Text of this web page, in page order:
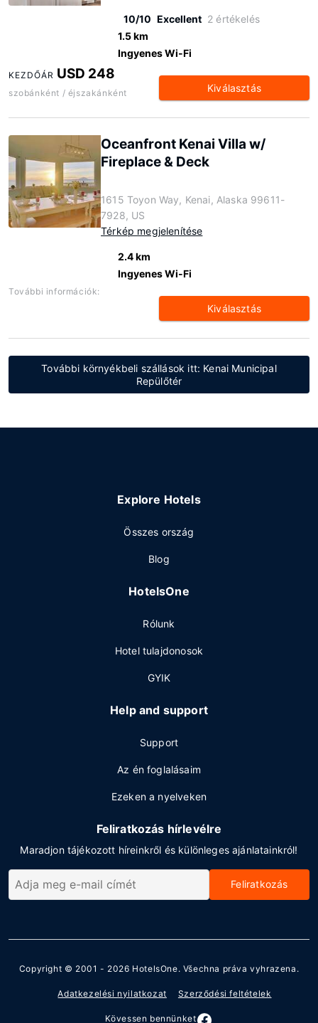
10/10 Excellent 2 értékelés
1.5 km
Ingyenes Wi-Fi
KEZDŐÁR USD 248
szobánként / éjszakánként Kiválasztás
Oceanfront Kenai Villa w/
Fireplace & Deck
1615 Toyon Way, Kenai, Alaska 99611-
7928, US
Térkép megjelenítése
2.4 km
Ingyenes Wi-Fi
További információk:
Kiválasztás
További környékbeli szállások itt: Kenai Municipal
Repülőtér
Explore Hotels
Összes ország
Blog
HotelsOne
Rólunk
Hotel tulajdonosok
GYIK
Help and support
Support
Az én foglalásaim
Ezeken a nyelveken
Feliratkozás hírlevélre
Maradjon tájékozott híreinkről és különleges ajánlatainkról!
Feliratkozás
Copyright © 2001 - 2026 HotelsOne. Všechna práva vyhrazena.
Adatkezelési nyilatkozat Szerződési feltételek
Kövessen bennünket